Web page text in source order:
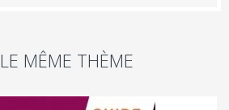
LE MÊME THÈME